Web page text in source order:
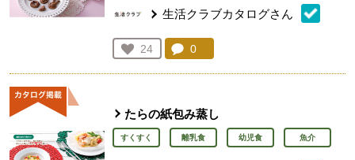
生活クラブカタログさん
お気に入り登録：
24
人が登録
コメント：
0
たらの紙包み蒸し
すくすく 離乳食 幼児食 魚介